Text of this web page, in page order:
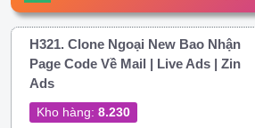
H321. Clone Ngoại New Bao Nhận
Page Code Về Mail | Live Ads | Zin
Ads
Kho hàng: 8.230